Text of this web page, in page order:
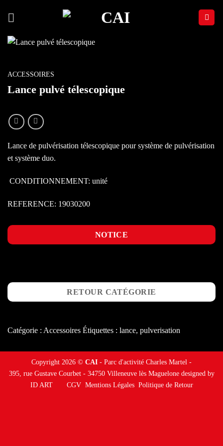
ACCESSOIRES
Lance pulvé télescopique
Lance de pulvérisation télescopique pour système de pulvérisation
et système duo.
CONDITIONNEMENT: unité
REFERENCE: 19030200
NOTICE
RETOUR CATÉGORIE
Catégorie : Accessoires Étiquettes : lance, pulverisation
Copyright 2026 © CAI - Parc d'activité Charles Martel -
395, rue Gustave Courbet - 34750 Villeneuve lès Maguelone designed by
ID ART
CGV Mentions Légales Politique de Retour